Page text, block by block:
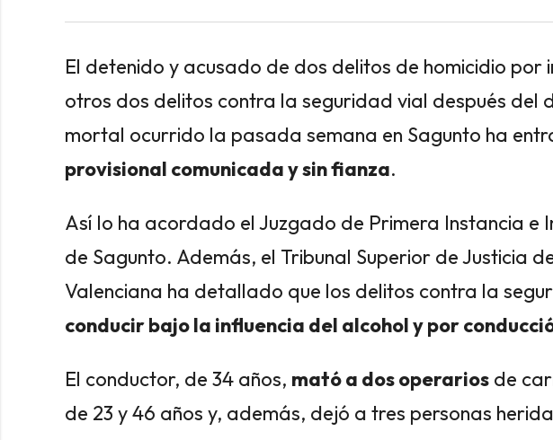
El detenido y acusado de dos delitos de homicidio por
otros dos delitos contra la seguridad vial después del
mortal ocurrido la pasada semana en Sagunto ha
provisional comunicada y sin fianza.
Así lo ha acordado el Juzgado de Primera Instancia e
de Sagunto. Además, el Tribunal Superior de Justicia
Valenciana ha detallado que los delitos contra la
conducir bajo la influencia del alcohol y por
El conductor, de 34 años, mató a dos operarios de
de 23 y 46 años y, además, dejó a tres personas